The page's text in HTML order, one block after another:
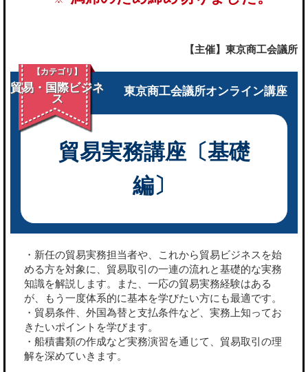
【主催】東京商工会議所
東京商工会議所オンライン講座
貿易実務講座〔基礎
編〕
【カテゴリ】
貿易・国際ビジネ
ス
・新任の貿易実務担当者や、これから貿易ビジネスを始
める方を対象に、貿易取引の一連の流れと基礎的な実務
知識を解説します。また、一応の貿易実務経験はある
が、もう一度体系的に基本を学びたい方にも最適です。
・貿易条件、外国為替と支払条件など、実務上知ってお
きたいポイントを学びます。
・船積書類の作成など実務演習を通じて、貿易取引の理
解を深めていきます。